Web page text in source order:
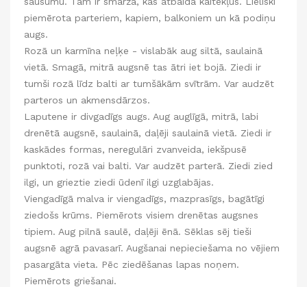
piemērota parteriem, kapiem, balkoniem un kā podiņu
augs.
Rozā un karmīna neļķe - vislabāk aug siltā, saulainā
vietā. Smagā, mitrā augsnē tas ātri iet bojā. Ziedi ir
tumši rozā līdz balti ar tumšākām svītrām. Var audzēt
parteros un akmensdārzos.
Laputene ir divgadīgs augs. Aug auglīgā, mitrā, labi
drenētā augsnē, saulainā, daļēji saulainā vietā. Ziedi ir
kaskādes formas, neregulāri zvanveida, iekšpusē
punktoti, rozā vai balti. Var audzēt parterā. Ziedi zied
ilgi, un grieztie ziedi ūdenī ilgi uzglabājas.
Viengadīgā malva ir viengadīgs, mazprasīgs, bagātīgi
ziedošs krūms. Piemērots visiem drenētas augsnes
tipiem. Aug pilnā saulē, daļēji ēnā. Sēklas sēj tieši
augsnē agrā pavasarī. Augšanai nepieciešama no vējiem
pasargāta vieta. Pēc ziedēšanas lapas noņem.
Piemērots griešanai.